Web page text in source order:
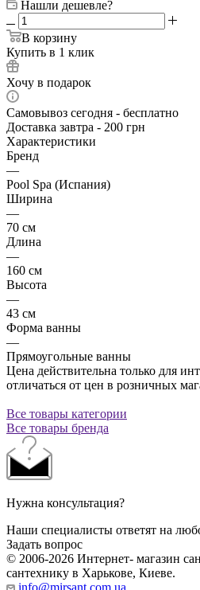
Нашли дешевле?
В корзину
Купить в 1 клик
Хочу в подарок
Самовывоз сегодня - бесплатно
Доставка завтра - 200 грн
Характеристики
Бренд
—
Pool Spa (Испания)
Ширина
—
70 см
Длина
—
160 см
Высота
—
43 см
Форма ванны
—
Прямоугольные ванны
Цена действительна только для
отличаться от цен в розничных
Все товары категории
Все товары бренда
Нужна консультация?
Наши специалисты ответят на
Задать вопрос
© 2006-2026 Интернет- магазин
сантехнику в Харькове, Киеве.
info@mirsant.com.ua